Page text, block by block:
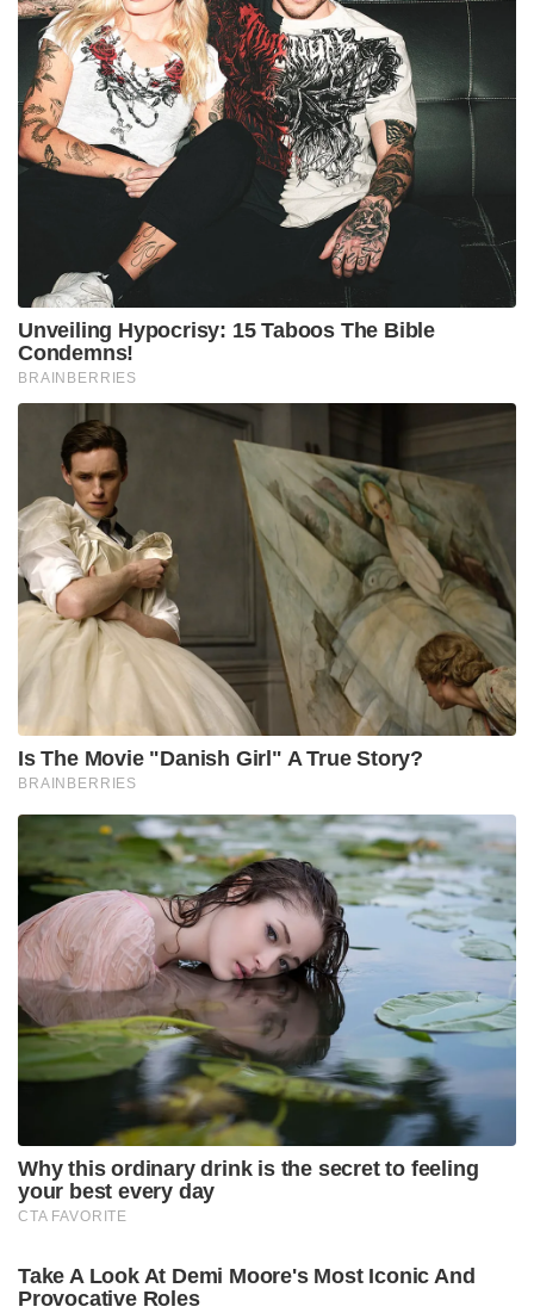
Unveiling Hypocrisy: 15 Taboos The Bible
Condemns!
BRAINBERRIES
Is The Movie "Danish Girl" A True Story?
BRAINBERRIES
Why this ordinary drink is the secret to feeling
your best every day
CTA FAVORITE
Take A Look At Demi Moore's Most Iconic And
Provocative Roles